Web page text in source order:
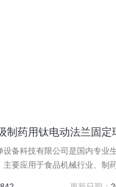
制药用钛电动法兰固定
设备科技有限公司是国内专业
主要应用于食品机械行业、制